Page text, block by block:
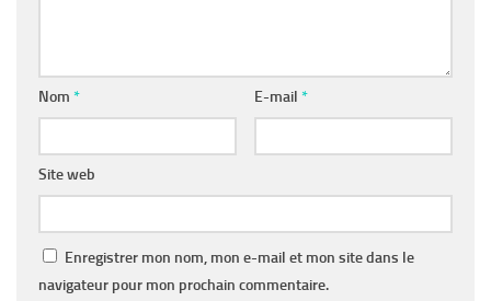
Nom * E-mail *
Site web
Enregistrer mon nom, mon e-mail et mon site dans le
navigateur pour mon prochain commentaire.